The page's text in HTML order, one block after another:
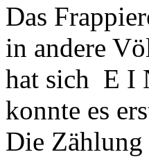
Das
in andere
hat sich E I
konnte es
Die Zählung